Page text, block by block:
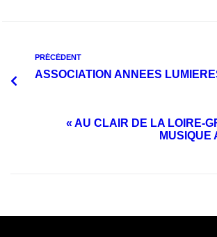
PRÉCÉDENT
ASSOCIATION ANNEES
« AU CLAIR DE LA LOIRE-
MUSIQUE